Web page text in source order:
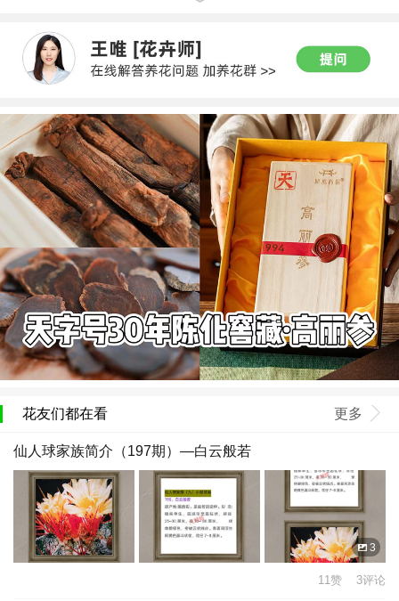
花友们都在看 更多
仙人球家族简介（197期）—白云般若
3
11赞 3评论